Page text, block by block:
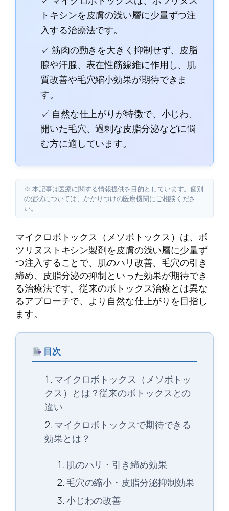
トキシンを皮膚の浅い層に少量ずつ注
入する治療法です。
✓ 筋肉の動きを大きく抑制せず、皮脂
腺や汗腺、表在性筋線維に作用し、肌
質改善や毛穴縮小効果が期待できま
す。
✓ 自然な仕上がりが特徴で、小じわ、
開いた毛穴、過剰な皮脂分泌などに悩
む方に適しています。
※ 本記事は医療に関する情報提供を目的としています。個別
の症状については、かかりつけの医療機関にご相談くださ
い。
マイクロボトックス（メソボトックス）は、ボ
ツリヌストキシン製剤を皮膚の浅い層に少量ず
つ注入することで、肌のハリ改善、毛穴の引き
締め、皮脂分泌の抑制といった効果が期待でき
る治療法です。従来のボトックス治療とは異な
るアプローチで、より自然な仕上がりを目指し
ます。
目次
マイクロボトックス（メソボトッ
クス）とは？従来のボトックスとの
違い
マイクロボトックスで期待できる
効果とは？
肌のハリ・引き締め効果
毛穴の縮小・皮脂分泌抑制効果
小じわの改善